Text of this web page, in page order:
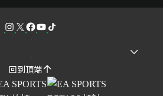
回到頂端